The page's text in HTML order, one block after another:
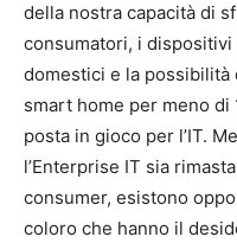
della nostra capacità di
consumatori, i dispositivi
domestici e la possibilità
smart home per meno di
posta in gioco per l’IT.
l’Enterprise IT sia
consumer, esistono
coloro che hanno il